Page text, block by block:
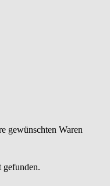
gewünschten Waren
gefunden.